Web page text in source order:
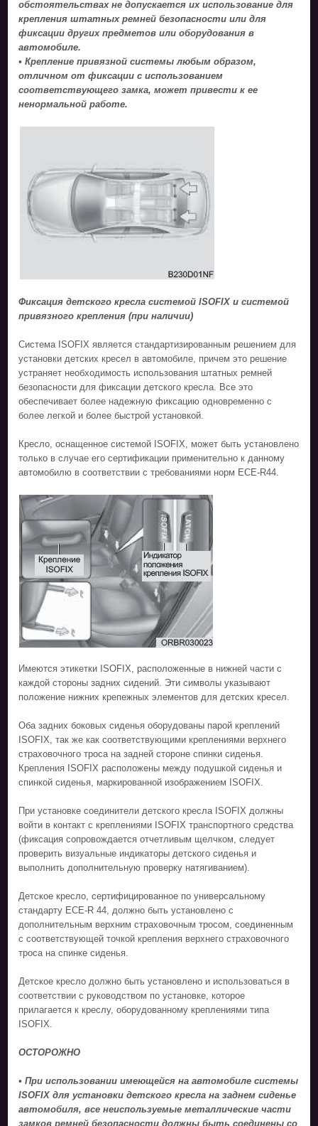
обстоятельствах не допускается их использование для
крепления штатных ремней безопасности или для
фиксации других предметов или оборудования в
автомобиле.
• Крепление привязной системы любым образом,
отличном от фиксации с использованием
соответствующего замка, может привести к ее
ненормальной работе.
Фиксация детского кресла системой ISOFIX и системой
привязного крепления (при наличии)
Система ISOFIX является стандартизированным решением для
установки детских кресел в автомобиле, причем это решение
устраняет необходимость использования штатных ремней
безопасности для фиксации детского кресла. Все это
обеспечивает более надежную фиксацию одновременно с
более легкой и более быстрой установкой.
Кресло, оснащенное системой ISOFIX, может быть установлено
только в случае его сертификации применительно к данному
автомобилю в соответствии с требованиями норм ECE-R44.
Имеются этикетки ISOFIX, расположенные в нижней части с
каждой стороны задних сидений. Эти символы указывают
положение нижних крепежных элементов для детских кресел.
Оба задних боковых сиденья оборудованы парой креплений
ISOFIX, так же как соответствующими креплениями верхнего
страховочного троса на задней стороне спинки сиденья.
Крепления ISOFIX расположены между подушкой сиденья и
спинкой сиденья, маркированной изображением ISOFIX.
При установке соединители детского кресла ISOFIX должны
войти в контакт с креплениями ISOFIX транспортного средства
(фиксация сопровождается отчетливым щелчком, следует
проверить визуальные индикаторы детского сиденья и
выполнить дополнительную проверку натягиванием).
Детское кресло, сертифицированное по универсальному
стандарту ECE-R 44, должно быть установлено с
дополнительным верхним страховочным тросом, соединенным
с соответствующей точкой крепления верхнего страховочного
троса на спинке сиденья.
Детское кресло должно быть установлено и использоваться в
соответствии с руководством по установке, которое
прилагается к креслу, оборудованному креплениями типа
ISOFIX.
ОСТОРОЖНО
• При использовании имеющейся на автомобиле системы
ISOFIX для установки детского кресла на заднем сиденье
автомобиля, все неиспользуемые металлические части
замков ремней безопасности должны быть соединены со